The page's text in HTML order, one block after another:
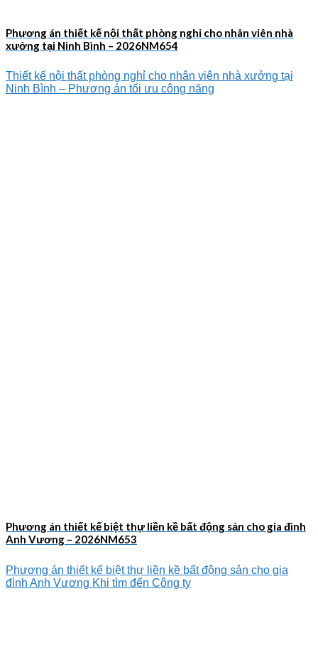
Phương án thiết kế nội thất phòng nghỉ cho nhân viên nhà
xưởng tại Ninh Bình – 2026NM654
Thiết kế nội thất phòng nghỉ cho nhân viên nhà xưởng tại
Ninh Bình – Phương án tối ưu công năng
Phương án thiết kế biệt thự liền kề bất động sản cho gia đình
Anh Vương – 2026NM653
Phương án thiết kế biệt thự liền kề bất động sản cho gia
đình Anh Vương Khi tìm đến Công ty